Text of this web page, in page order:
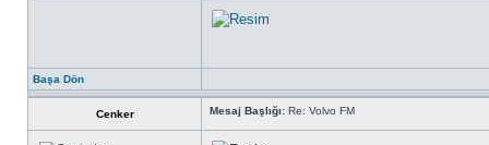
Başa Dön
Cenker Mesaj Başlığı: Re: Volvo FM